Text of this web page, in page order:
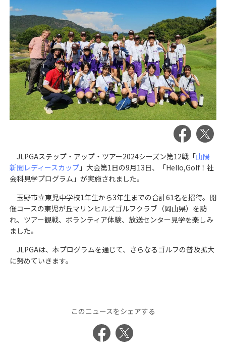
JLPGAステップ・アップ・ツアー2024シーズン第12戦「山陽
新聞レディースカップ」大会第1日の9月13日、「Hello,Golf！社
会科見学プログラム」が実施されました。
玉野市立東児中学校1年生から3年生までの合計61名を招待。開
催コースの東児が丘マリンヒルズゴルフクラブ（岡山県）を訪
れ、ツアー観戦、ボランティア体験、放送センター見学を楽しみ
ました。
JLPGAは、本プログラムを通じて、さらなるゴルフの普及拡大
に努めていきます。
このニュースをシェアする